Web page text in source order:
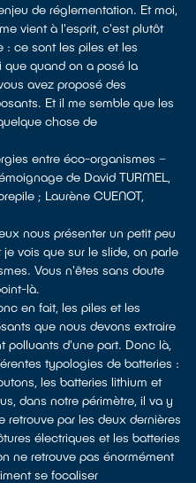
de réglementation. Et moi,
vient à l'esprit, c'est plutôt
: ce sont les piles et les
que quand on a posé la
avez proposé des
Et il me semble que les
chose de
entre éco-organismes –
de David TURMEL,
; Laurène CUENOT,
nous présenter un petit peu
vois que sur le slide, on parle
Vous n'êtes sans doute
là.
en fait, les piles et les
que nous devons extraire
polluants d'une part. Donc là,
typologies de batteries :
les batteries lithium et
dans notre périmètre, il va y
retrouve par les deux dernières
électriques et les batteries
ne retrouve pas énormément
se focaliser